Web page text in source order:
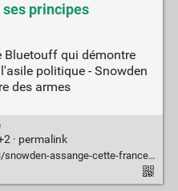
principes
Bluetouff qui démontre
politique - Snowden
des armes
· permalink
france-qui-conchie-ses-principes-fondateurs/